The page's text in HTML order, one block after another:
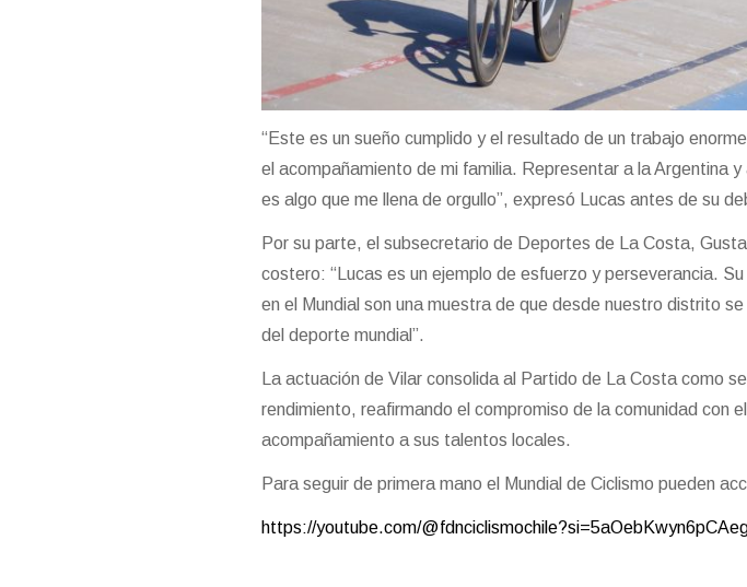
“Este es un sueño cumplido y el resultado de un trabajo
el acompañamiento de mi familia. Representar a la Argentina
es algo que me llena de orgullo”, expresó Lucas antes de su
Por su parte, el subsecretario de Deportes de La Costa,
costero: “Lucas es un ejemplo de esfuerzo y perseverancia.
en el Mundial son una muestra de que desde nuestro distrito
del deporte mundial”.
La actuación de Vilar consolida al Partido de La Costa como
rendimiento, reafirmando el compromiso de la comunidad con
acompañamiento a sus talentos locales.
Para seguir de primera mano el Mundial de Ciclismo pueden
https://youtube.com/